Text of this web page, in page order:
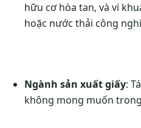
hữu cơ hòa tan, và vi
hoặc nước thải công
Ngành sản xuất giấy:
không mong muốn